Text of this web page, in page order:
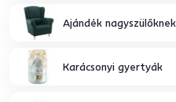
Ajándék nagyszülőknek
Karácsonyi gyertyák